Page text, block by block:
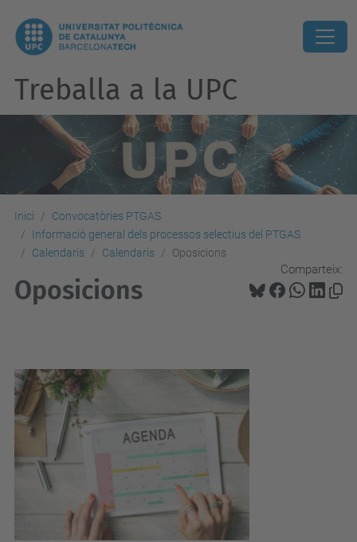
Treballa a la UPC
Inici
Convocatòries PTGAS
Informació general dels processos selectius del PTGAS
Calendaris
Calendaris Oposicions
Comparteix:
Oposicions